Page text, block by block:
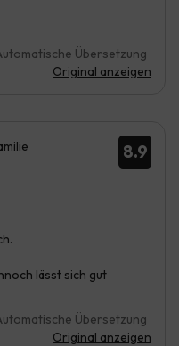
Übersetzung
Original anzeigen
8.9
lässt sich gut
Übersetzung
Original anzeigen